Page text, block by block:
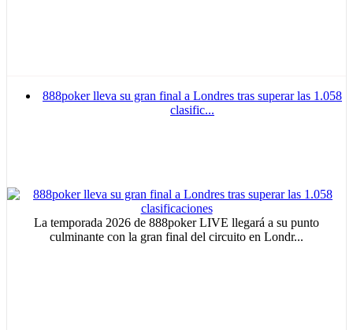
888poker lleva su gran final a Londres tras superar las 1.058
clasific...
La temporada 2026 de 888poker LIVE llegará a su punto
culminante con la gran final del circuito en Londr...